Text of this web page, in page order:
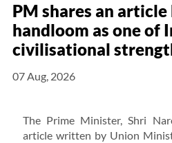
PM shares an
handloom as one of
civilisational
07 Aug, 2026
The Prime Minister, Shri
article written by Union